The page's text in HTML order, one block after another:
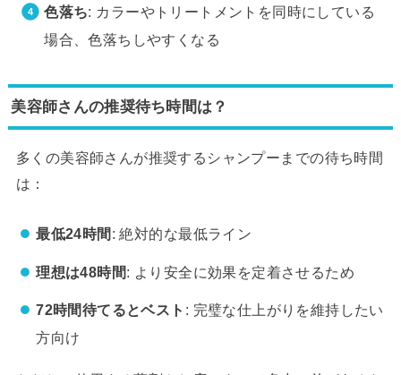
色落ち: カラーやトリートメントを同時にしている
場合、色落ちしやすくなる
美容師さんの推奨待ち時間は？
多くの美容師さんが推奨するシャンプーまでの待ち時間
は：
最低24時間 : 絶対的な最低ライン
理想は48時間: より安全に効果を定着させるため
72時間待てるとベスト : 完璧な仕上がりを維持したい
方向け